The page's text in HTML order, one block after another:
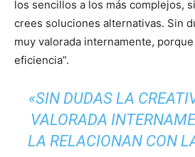
los sencillos a los más complejos,
crees soluciones alternativas. Sin
muy valorada internamente,
eficiencia”.
«SIN DUDAS LA
VALORADA
LA RELACIONAN CON